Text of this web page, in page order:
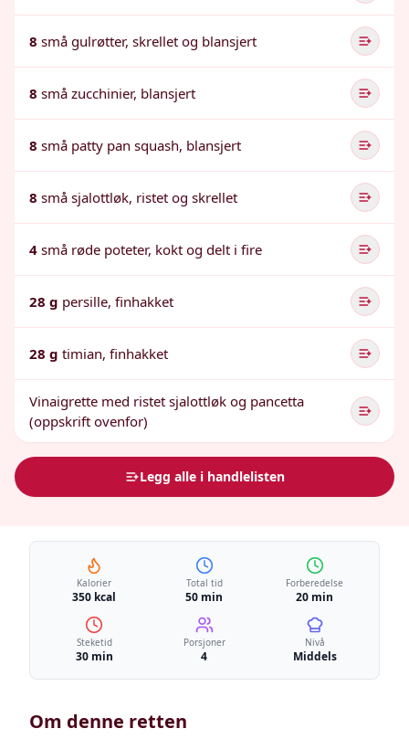
8 små gulrøtter, skrellet og blansjert
8 små zucchinier, blansjert
8 små patty pan squash, blansjert
8 små sjalottløk, ristet og skrellet
4 små røde poteter, kokt og delt i fire
28 g persille, finhakket
28 g timian, finhakket
Vinaigrette med ristet sjalottløk og pancetta
(oppskrift ovenfor)
Legg alle i handlelisten
Kalorier
350 kcal
Total tid
50 min
Forberedelse
20 min
Steketid
30 min
Porsjoner
4
Nivå
Middels
Om denne retten